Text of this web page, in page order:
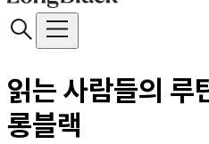
읽는 사람들의 루
롱블랙